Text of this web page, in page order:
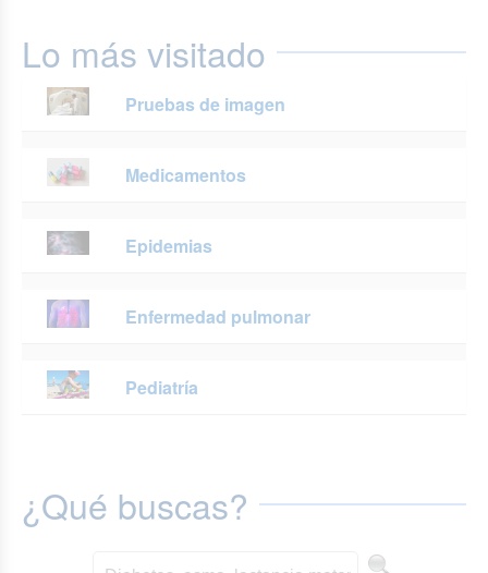
Lo más visitado
Pruebas de imagen
Medicamentos
Epidemias
Enfermedad pulmonar
Pediatría
¿Qué buscas?